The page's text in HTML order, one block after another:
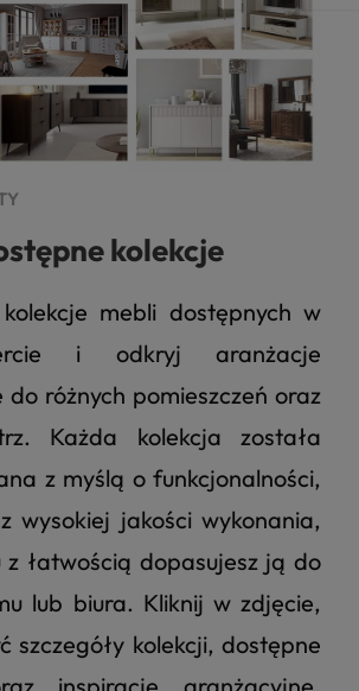
kolekcje
mebli dostępnych w
i odkryj aranżacje
różnych pomieszczeń oraz
Każda kolekcja została
z myślą o funkcjonalności,
wysokiej jakości wykonania,
z łatwością dopasujesz ją do
lub biura. Kliknij w zdjęcie,
szczegóły kolekcji, dostępne